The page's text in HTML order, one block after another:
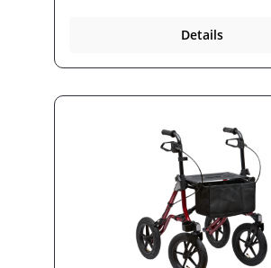
Fitlock Magnetsystem
PU-Bereifung Einhandfaltung
Details